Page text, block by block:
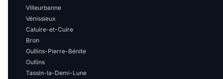
Local à vélo
Disponible à partir du
Villeurbanne
Vénissieux
Caluire-et-Cuire
Bron
Oullins-Pierre-Bénite
Oullins
Tassin-la-Demi-Lune